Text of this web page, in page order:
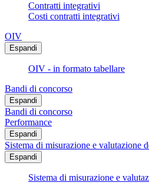
Contratti integrativi
Costi contratti integrativi
OIV
Espandi
OIV - in formato tabellare
Bandi di concorso
Espandi
Bandi di concorso
Performance
Espandi
Sistema di misurazione e valutazione
Espandi
Sistema di misurazione e